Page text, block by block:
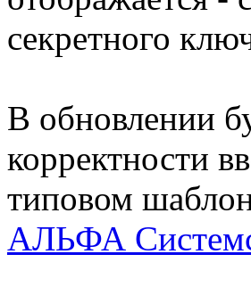
секретного
В обновлении
корректности
типовом
АЛЬФА